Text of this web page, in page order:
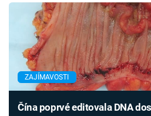
ZAJÍMAVOSTI
Čína poprvé editovala DNA